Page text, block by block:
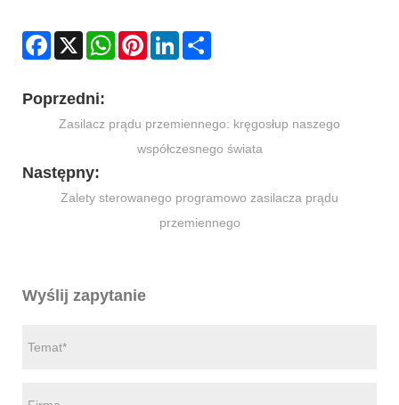
Facebook
X WhatsAppPinterestLinkedIn
Poprzedni:
Zasilacz prądu przemiennego: kręgosłup naszego
współczesnego świata
Następny:
Zalety sterowanego programowo zasilacza prądu
przemiennego
Wyślij zapytanie